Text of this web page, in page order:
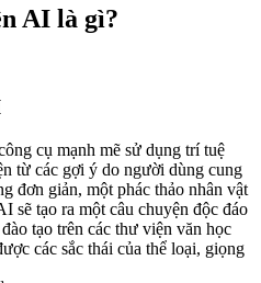
AI là gì?
cụ mạnh mẽ sử dụng trí tuệ
từ các gợi ý do người dùng cung
đơn giản, một phác thảo nhân vật
sẽ tạo ra một câu chuyện độc đáo
tạo trên các thư viện văn học
các sắc thái của thể loại, giọng